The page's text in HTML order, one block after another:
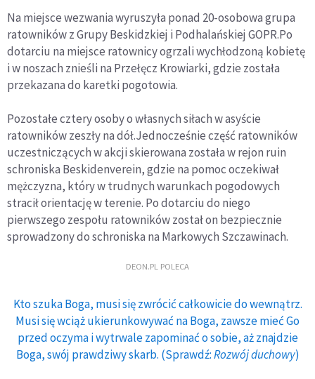
Na miejsce wezwania wyruszyła ponad 20-osobowa grupa
ratowników z Grupy Beskidzkiej i Podhalańskiej GOPR.Po
dotarciu na miejsce ratownicy ogrzali wychłodzoną kobietę
i w noszach znieśli na Przełęcz Krowiarki, gdzie została
przekazana do karetki pogotowia.
Pozostałe cztery osoby o własnych siłach w asyście
ratowników zeszły na dół.Jednocześnie część ratowników
uczestniczących w akcji skierowana została w rejon ruin
schroniska Beskidenverein, gdzie na pomoc oczekiwał
mężczyzna, który w trudnych warunkach pogodowych
stracił orientację w terenie. Po dotarciu do niego
pierwszego zespołu ratowników został on bezpiecznie
sprowadzony do schroniska na Markowych Szczawinach.
DEON.PL POLECA
Kto szuka Boga, musi się zwrócić całkowicie do wewnątrz.
Musi się wciąż ukierunkowywać na Boga, zawsze mieć Go
przed oczyma i wytrwale zapominać o sobie, aż znajdzie
Boga, swój prawdziwy skarb. (Sprawdź:Rozwój duchowy)